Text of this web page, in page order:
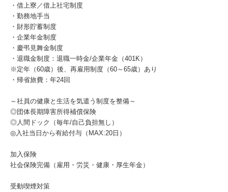
・借上寮／借上社宅制度
・勤務地手当
・財形貯蓄制度
・企業年金制度
・慶弔見舞金制度
・退職金制度：退職一時金/企業年金（401K）
※定年（60歳）後、再雇用制度（60～65歳）あり
・帰省旅費：年24回
～社員の健康と生活を気遣う制度を整備～
◎団体長期障害所得補償保険
◎人間ドック（毎年/自己負担無し）
◎入社当日から有給付与（MAX:20日）
加入保険
社会保険完備（雇用・労災・健康・厚生年金）
受動喫煙対策